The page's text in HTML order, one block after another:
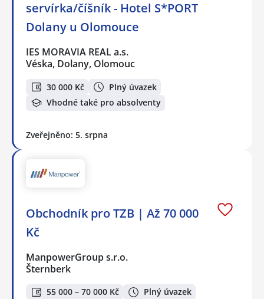
servírka/číšník - Hotel S*PORT
Dolany u Olomouce
IES MORAVIA REAL a.s.
Véska, Dolany, Olomouc
30 000 Kč
Plný úvazek
Vhodné také pro absolventy
Zveřejněno: 5. srpna
Obchodník pro TZB | Až 70 000
Kč
ManpowerGroup s.r.o.
Šternberk
55 000 – 70 000 Kč Plný úvazek